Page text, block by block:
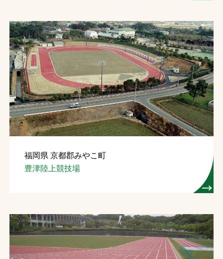
福岡県 京都郡みやこ町
豊津陸上競技場